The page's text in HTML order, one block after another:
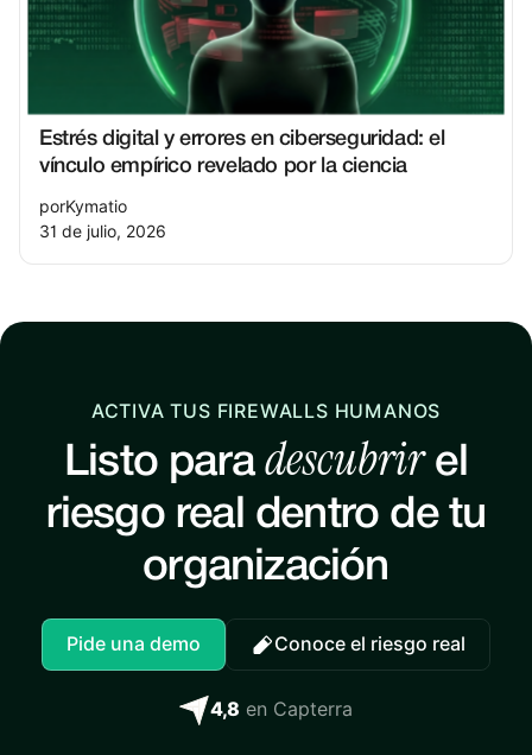
Estrés digital y errores en ciberseguridad: el
vínculo empírico revelado por la ciencia
porKymatio
31 de julio, 2026
ACTIVA TUS FIREWALLS HUMANOS
Listo paradescubrirel
riesgo real dentro de tu
organización
Pide una demo Conoce el riesgo real
4,8 en Capterra